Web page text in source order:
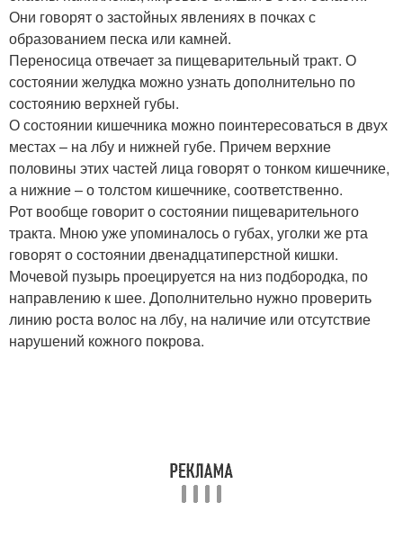
Они говорят о застойных явлениях в почках с
образованием песка или камней.
Переносица отвечает за пищеварительный тракт. О
состоянии желудка можно узнать дополнительно по
состоянию верхней губы.
О состоянии кишечника можно поинтересоваться в двух
местах – на лбу и нижней губе. Причем верхние
половины этих частей лица говорят о тонком кишечнике,
а нижние – о толстом кишечнике, соответственно.
Рот вообще говорит о состоянии пищеварительного
тракта. Мною уже упоминалось о губах, уголки же рта
говорят о состоянии двенадцатиперстной кишки.
Мочевой пузырь проецируется на низ подбородка, по
направлению к шее. Дополнительно нужно проверить
линию роста волос на лбу, на наличие или отсутствие
нарушений кожного покрова.